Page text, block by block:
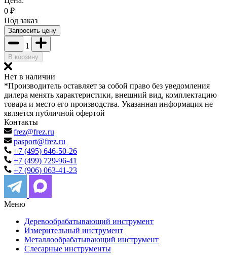
0 ₽
Под заказ
Запросить цену
1
В корзину
Нет в наличии
*Производитель оставляет за собой право без уведомления
дилера менять характеристики, внешний вид, комплектацию
товара и место его производства. Указанная информация не
является публичной офертой
Контакты
frez@frez.ru
pasport@frez.ru
+7 (495) 646-50-26
+7 (499) 729-96-41
+7 (906) 063-41-23
Меню
Деревообрабатывающий инструмент
Измерительный инструмент
Металлообрабатывающий инструмент
Слесарные инструменты